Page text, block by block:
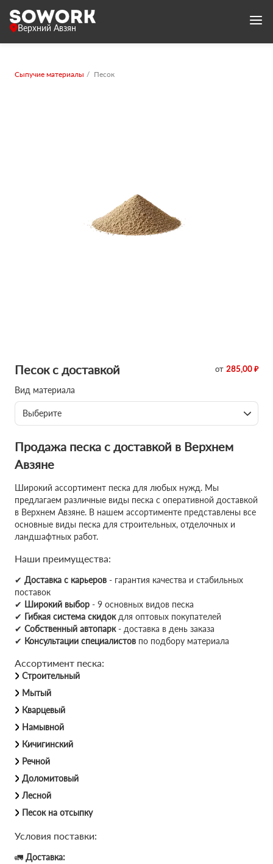
Верхний Авзян
Сыпучие материалы Песок
Песок с доставкой от 285,00 ₽
Вид материала
Выберите
Продажа песка с доставкой в Верхнем
Авзяне
Широкий ассортимент песка для любых нужд. Мы
предлагаем различные виды песка с оперативной доставкой
в Верхнем Авзяне. В нашем ассортименте представлены все
основные виды песка для строительных, отделочных и
ландшафтных работ.
Наши преимущества:
✔ Доставка с карьеров - гарантия качества и стабильных
поставок
✔ Широкий выбор - 9 основных видов песка
✔ Гибкая система скидокдля оптовых покупателей
✔ Собственный автопарк- доставка в день заказа
✔ Консультации специалистов по подбору материала
Ассортимент песка:
Строительный
Мытый
Кварцевый
Намывной
Кичигинский
Речной
Доломитовый
Лесной
Песок на отсыпку
Условия поставки:
🚛 Доставка: